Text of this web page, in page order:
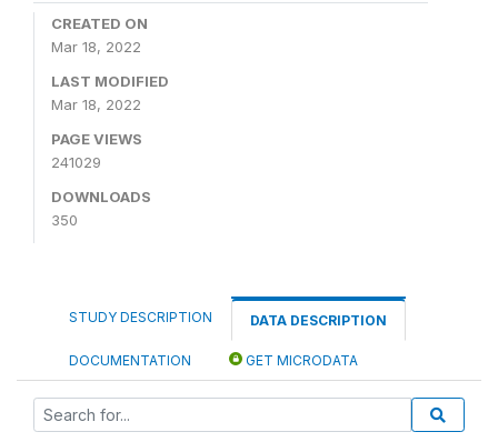
CREATED ON
Mar 18, 2022
LAST MODIFIED
Mar 18, 2022
PAGE VIEWS
241029
DOWNLOADS
350
STUDY DESCRIPTION DATA DESCRIPTION
DOCUMENTATION GET MICRODATA